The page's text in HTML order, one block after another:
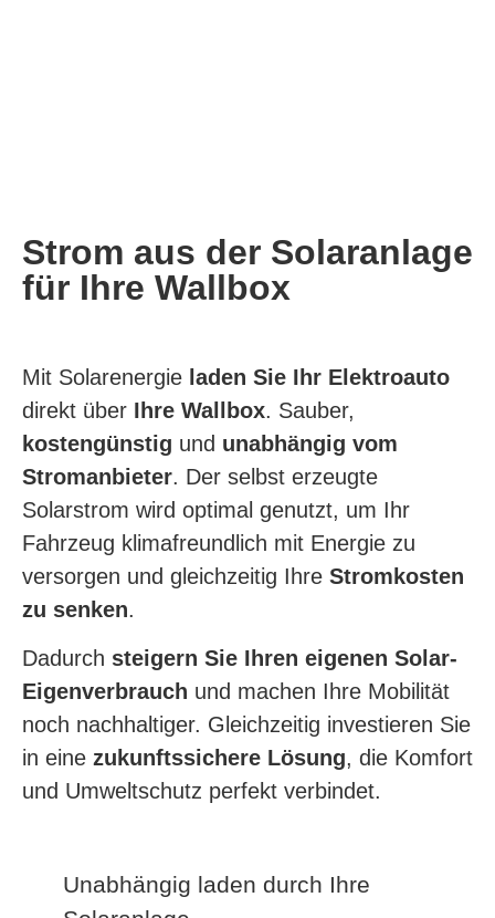
Strom aus der Solaranlage
für Ihre Wallbox
Mit Solarenergie laden Sie Ihr Elektroauto
direkt über Ihre Wallbox. Sauber,
kostengünstig und unabhängig vom
Stromanbieter. Der selbst erzeugte
Solarstrom wird optimal genutzt, um Ihr
Fahrzeug klimafreundlich mit Energie zu
versorgen und gleichzeitig Ihre Stromkosten
zu senken.
Dadurch steigern Sie Ihren eigenen Solar-
Eigenverbrauch und machen Ihre Mobilität
noch nachhaltiger. Gleichzeitig investieren Sie
in eine zukunftssichere Lösung, die Komfort
und Umweltschutz perfekt verbindet.
Unabhängig laden durch Ihre